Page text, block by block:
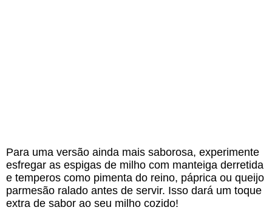
Para uma versão ainda mais saborosa, experimente
esfregar as espigas de milho com manteiga derretida
e temperos como pimenta do reino, páprica ou queijo
parmesão ralado antes de servir. Isso dará um toque
extra de sabor ao seu milho cozido!